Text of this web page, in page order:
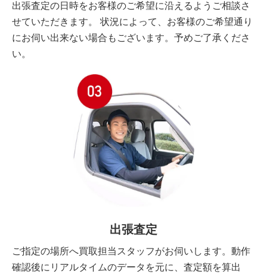
出張査定の日時をお客様のご希望に沿えるようご相談さ
せていただきます。 状況によって、お客様のご希望通り
にお伺い出来ない場合もございます。予めご了承くださ
い。
出張査定
ご指定の場所へ買取担当スタッフがお伺いします。動作
確認後にリアルタイムのデータを元に、査定額を算出